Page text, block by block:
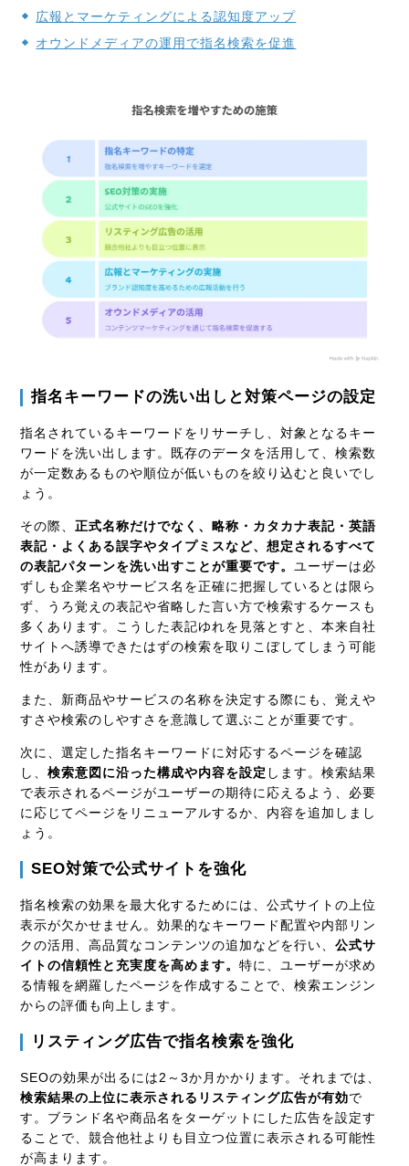
広報とマーケティングによる認知度アップ
オウンドメディアの運用で指名検索を促進
指名キーワードの洗い出しと対策ページの設定
指名されているキーワードをリサーチし、対象となるキー
ワードを洗い出します。既存のデータを活用して、検索数
が一定数あるものや順位が低いものを絞り込むと良いでし
ょう。
その際、正式名称だけでなく、略称・カタカナ表記・英語
表記・よくある誤字やタイプミスなど、想定されるすべて
の表記パターンを洗い出すことが重要です。ユーザーは必
ずしも企業名やサービス名を正確に把握しているとは限ら
ず、うろ覚えの表記や省略した言い方で検索するケースも
多くあります。こうした表記ゆれを見落とすと、本来自社
サイトへ誘導できたはずの検索を取りこぼしてしまう可能
性があります。
また、新商品やサービスの名称を決定する際にも、覚えや
すさや検索のしやすさを意識して選ぶことが重要です。
次に、選定した指名キーワードに対応するページを確認
し、検索意図に沿った構成や内容を設定 します。検索結果
で表示されるページがユーザーの期待に応えるよう、必要
に応じてページをリニューアルするか、内容を追加しまし
ょう。
SEO対策で公式サイトを強化
指名検索の効果を最大化するためには、公式サイトの上位
表示が欠かせません。効果的なキーワード配置や内部リン
クの活用、高品質なコンテンツの追加などを行い、公式サ
イトの信頼性と充実度を高めます。特に、ユーザーが求め
る情報を網羅したページを作成することで、検索エンジン
からの評価も向上します。
リスティング広告で指名検索を強化
SEOの効果が出るには2～3か月かかります。それまでは、
検索結果の上位に表示されるリスティング広告が有効で
す。ブランド名や商品名をターゲットにした広告を設定す
ることで、競合他社よりも目立つ位置に表示される可能性
が高まります。